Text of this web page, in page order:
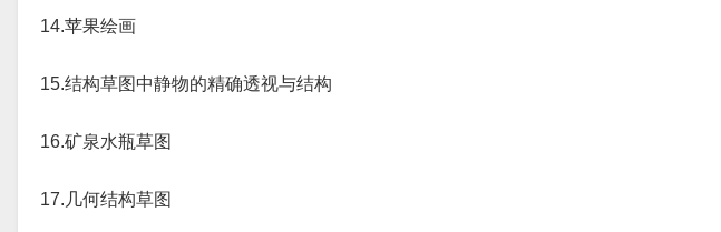
14.苹果绘画
15.结构草图中静物的精确透视与结构
16.矿泉水瓶草图
17.几何结构草图